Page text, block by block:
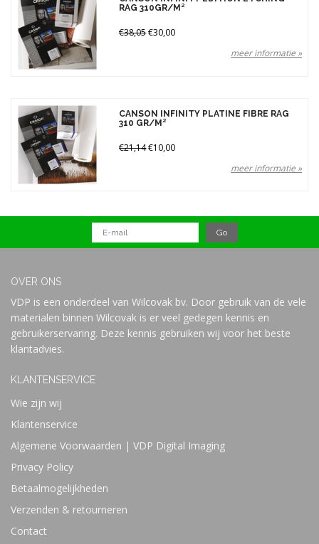
RAG 310GR/M²
€38,05€30,00
meer informatie »
CANSON INFINITY PLATINE FIBRE RAG
310 GR/M²
€21,14€10,00
meer informatie »
OVER ONS
VDP is een onderdeel van Wilcovak bv. Door gebruik van de vele
materialen binnen Wilcovak is er veel gedegen kennis en
gebruikerservaring. Deze kennis gebruiken wij voor het beste
klantadvies.
KLANTENSERVICE
Wie zijn wij
Klantenservice
Algemene Voorwaarden | VDP Digital Imaging
Privacy Policy
Betaalmogelijkheden
Verzenden & retourneren
Contact